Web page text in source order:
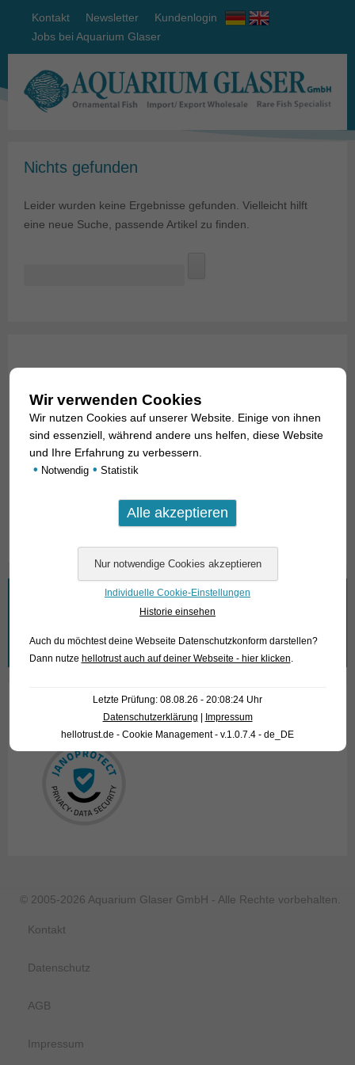
Kontakt Newsletter
Kundenlogin
Jobs bei Aquarium Glaser
Nichts gefunden
Leider wurden keine Ergebnisse gefunden. Vielleicht hilft
eine neue Suche, passende Artikel zu finden.
Wir über uns
Fische gesucht
Leistungen
Wonach suchen Sie?
Suchen
nach:
Wir nehmen den Datenschutz ernst!
© 2005-2026 Aquarium Glaser GmbH - Alle Rechte vorbehalten.
Kontakt
Datenschutz
AGB
Impressum
Wir verwenden Cookies
Wir nutzen Cookies auf unserer Website. Einige von ihnen
sind essenziell, während andere uns helfen, diese Website
und Ihre Erfahrung zu verbessern.
• Notwendig • Statistik
Individuelle Cookie-Einstellungen
Historie einsehen
Auch du möchtest deine Webseite Datenschutzkonform darstellen?
Dann nutze hellotrust auch auf deiner Webseite - hier klicken
Letzte Prüfung: 08.08.26 - 20:08:24 Uhr
Datenschutzerklärung | Impressum
hellotrust.de - Cookie Management - v.1.0.7.4 - de_DE